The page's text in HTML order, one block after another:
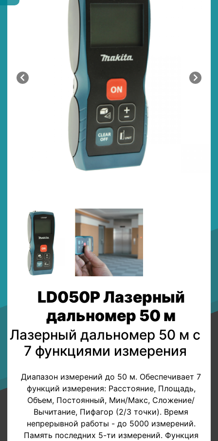
LD050P Лазерный
дальномер 50 м
Лазерный дальномер 50 м с
7 функциями измерения
Диапазон измерений до 50 м. Обеспечивает 7
функций измерения: Расстояние, Площадь,
Объем, Постоянный, Мин/Макс, Сложение/
Вычитание, Пифагор (2/3 точки). Время
непрерывной работы - до 5000 измерений.
Память последних 5-ти измерений. Функция